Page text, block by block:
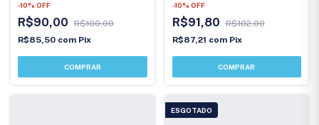
-10% OFF
R$90,00
R$100,00
R$85,50 com Pix
-10% OFF
R$91,80
R$102,00
R$87,21 com Pix
ESGOTADO